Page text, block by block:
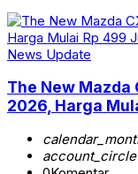
News Update
The New Mazda
2026, Harga
account_circle